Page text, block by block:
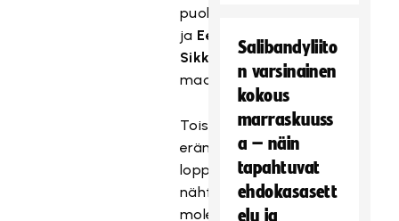
puolustajalta
ja Eetu
Sikkineniski
maalin.
Toisen
erän
loppuun
nähtiin
molemmilta
Salibandyliito
n varsinainen
kokous
marraskuuss
a – näin
tapahtuvat
ehdokasasett
elu ja